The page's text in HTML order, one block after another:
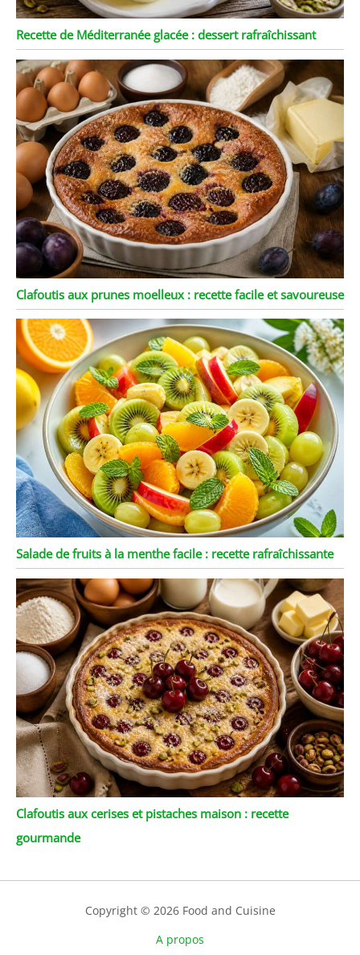
Recette de Méditerranée glacée : dessert rafraîchissant
Clafoutis aux prunes moelleux : recette facile et savoureuse
Salade de fruits à la menthe facile : recette rafraîchissante
Clafoutis aux cerises et pistaches maison : recette
gourmande
Copyright © 2026 Food and Cuisine
A propos